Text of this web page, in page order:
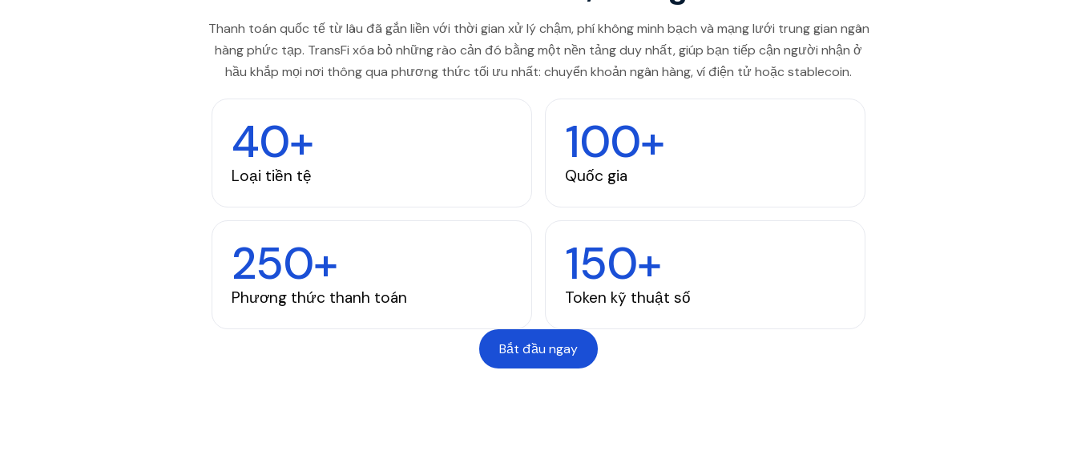
Thanh toán quốc tế từ lâu đã gắn liền với thời gian xử lý chậm, phí không minh bạch và mạng lưới trung gian ngân
hàng phức tạp. TransFi xóa bỏ những rào cản đó bằng một nền tảng duy nhất, giúp bạn tiếp cận người nhận ở
hầu khắp mọi nơi thông qua phương thức tối ưu nhất: chuyển khoản ngân hàng, ví điện tử hoặc stablecoin.
40+
Loại tiền tệ
100+
Quốc gia
250+
Phương thức thanh toán
150+
Token kỹ thuật số
Bắt đầu ngay